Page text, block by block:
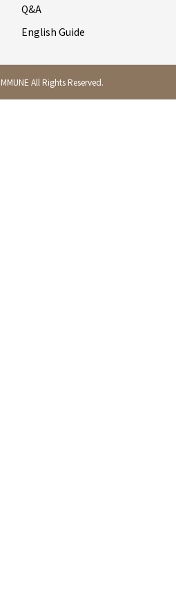
Q&A
English Guide
All Rights Reserved.